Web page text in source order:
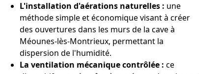
L'installation d'aérations naturelles : une
méthode simple et économique visant à créer
des ouvertures dans les murs de la cave à
Méounes-lès-Montrieux, permettant la
dispersion de l'humidité.
La ventilation mécanique contrôlée : ce